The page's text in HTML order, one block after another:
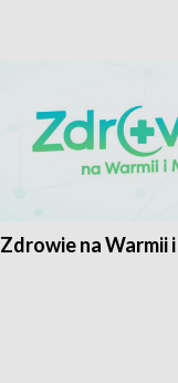
Zdrowie na Warmii